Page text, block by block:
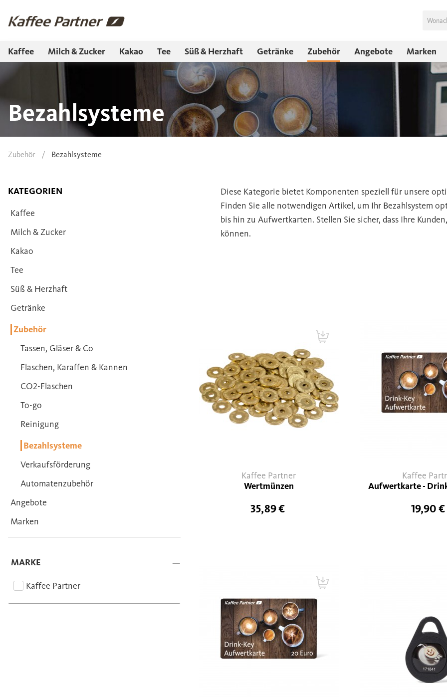
Kaffee Milch & Zucker Kakao Tee Süß & Herzhaft Getränke Zubehör Angebote Marken
Bezahlsysteme
Zubehör / Bezahlsysteme
KATEGORIEN
Kaffee
Milch & Zucker
Kakao
Tee
Süß & Herzhaft
Getränke
Zubehör
Tassen, Gläser & Co
Flaschen, Karaffen & Kannen
CO2-Flaschen
To-go
Reinigung
Bezahlsysteme
Verkaufsförderung
Automatenzubehör
Angebote
Marken
MARKE
Kaffee Partner
Diese Kategorie bietet Komponenten speziell für unsere
Finden Sie alle notwendigen Artikel, um Ihr Bezahlsystem
bis hin zu Aufwertkarten. Stellen Sie sicher, dass Ihre
können.
Kaffee Partner
Wertmünzen
35,89 €
Kaffee
Aufwertkarte -
19,90 €